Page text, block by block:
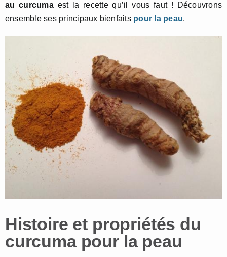
au curcumaest la recette qu’il vous faut ! Découvrons
ensemble ses principaux bienfaits pour la peau.
Histoire et propriétés du
curcuma pour la peau